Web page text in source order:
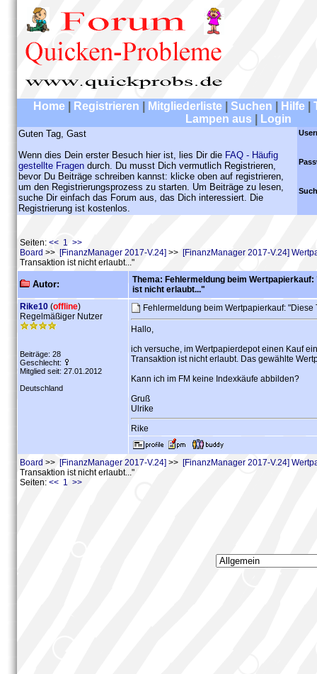
Home Registrieren Mitgliederliste Suchen Hilfe
Lampen aus
Login
Guten Tag, Gast
Wenn dies Dein erster Besuch hier ist, lies Dir die FAQ - Häufig
gestellte Fragen durch. Du musst Dich vermutlich Registrieren,
bevor Du Beiträge schreiben kannst: klicke oben auf registrieren,
um den Registrierungsprozess zu starten. Um Beiträge zu lesen,
suche Dir einfach das Forum aus, das Dich interessiert. Die
Registrierung ist kostenlos.
Seiten: << 1 >>
Board >> [FinanzManager 2017-V.24] >> [FinanzManager 2017-V.24]
Transaktion ist nicht erlaubt..."
Autor:
Thema: Fehlermeldung beim
ist nicht erlaubt..."
Rike10 (offline)
Regelmäßiger Nutzer
Beiträge: 28
Geschlecht:
Mitglied seit: 27.01.2012
Deutschland
Fehlermeldung beim Wertpapierkauf:
Hallo,
ich versuche, im Wertpapierdepot einen Kauf
Transaktion ist nicht erlaubt. Das gewählte
Kann ich im FM keine Indexkäufe abbilden?
Gruß
Ulrike
Rike
Board >> [FinanzManager 2017-V.24] >> [FinanzManager 2017-V.24]
Transaktion ist nicht erlaubt..."
Seiten: << 1 >>